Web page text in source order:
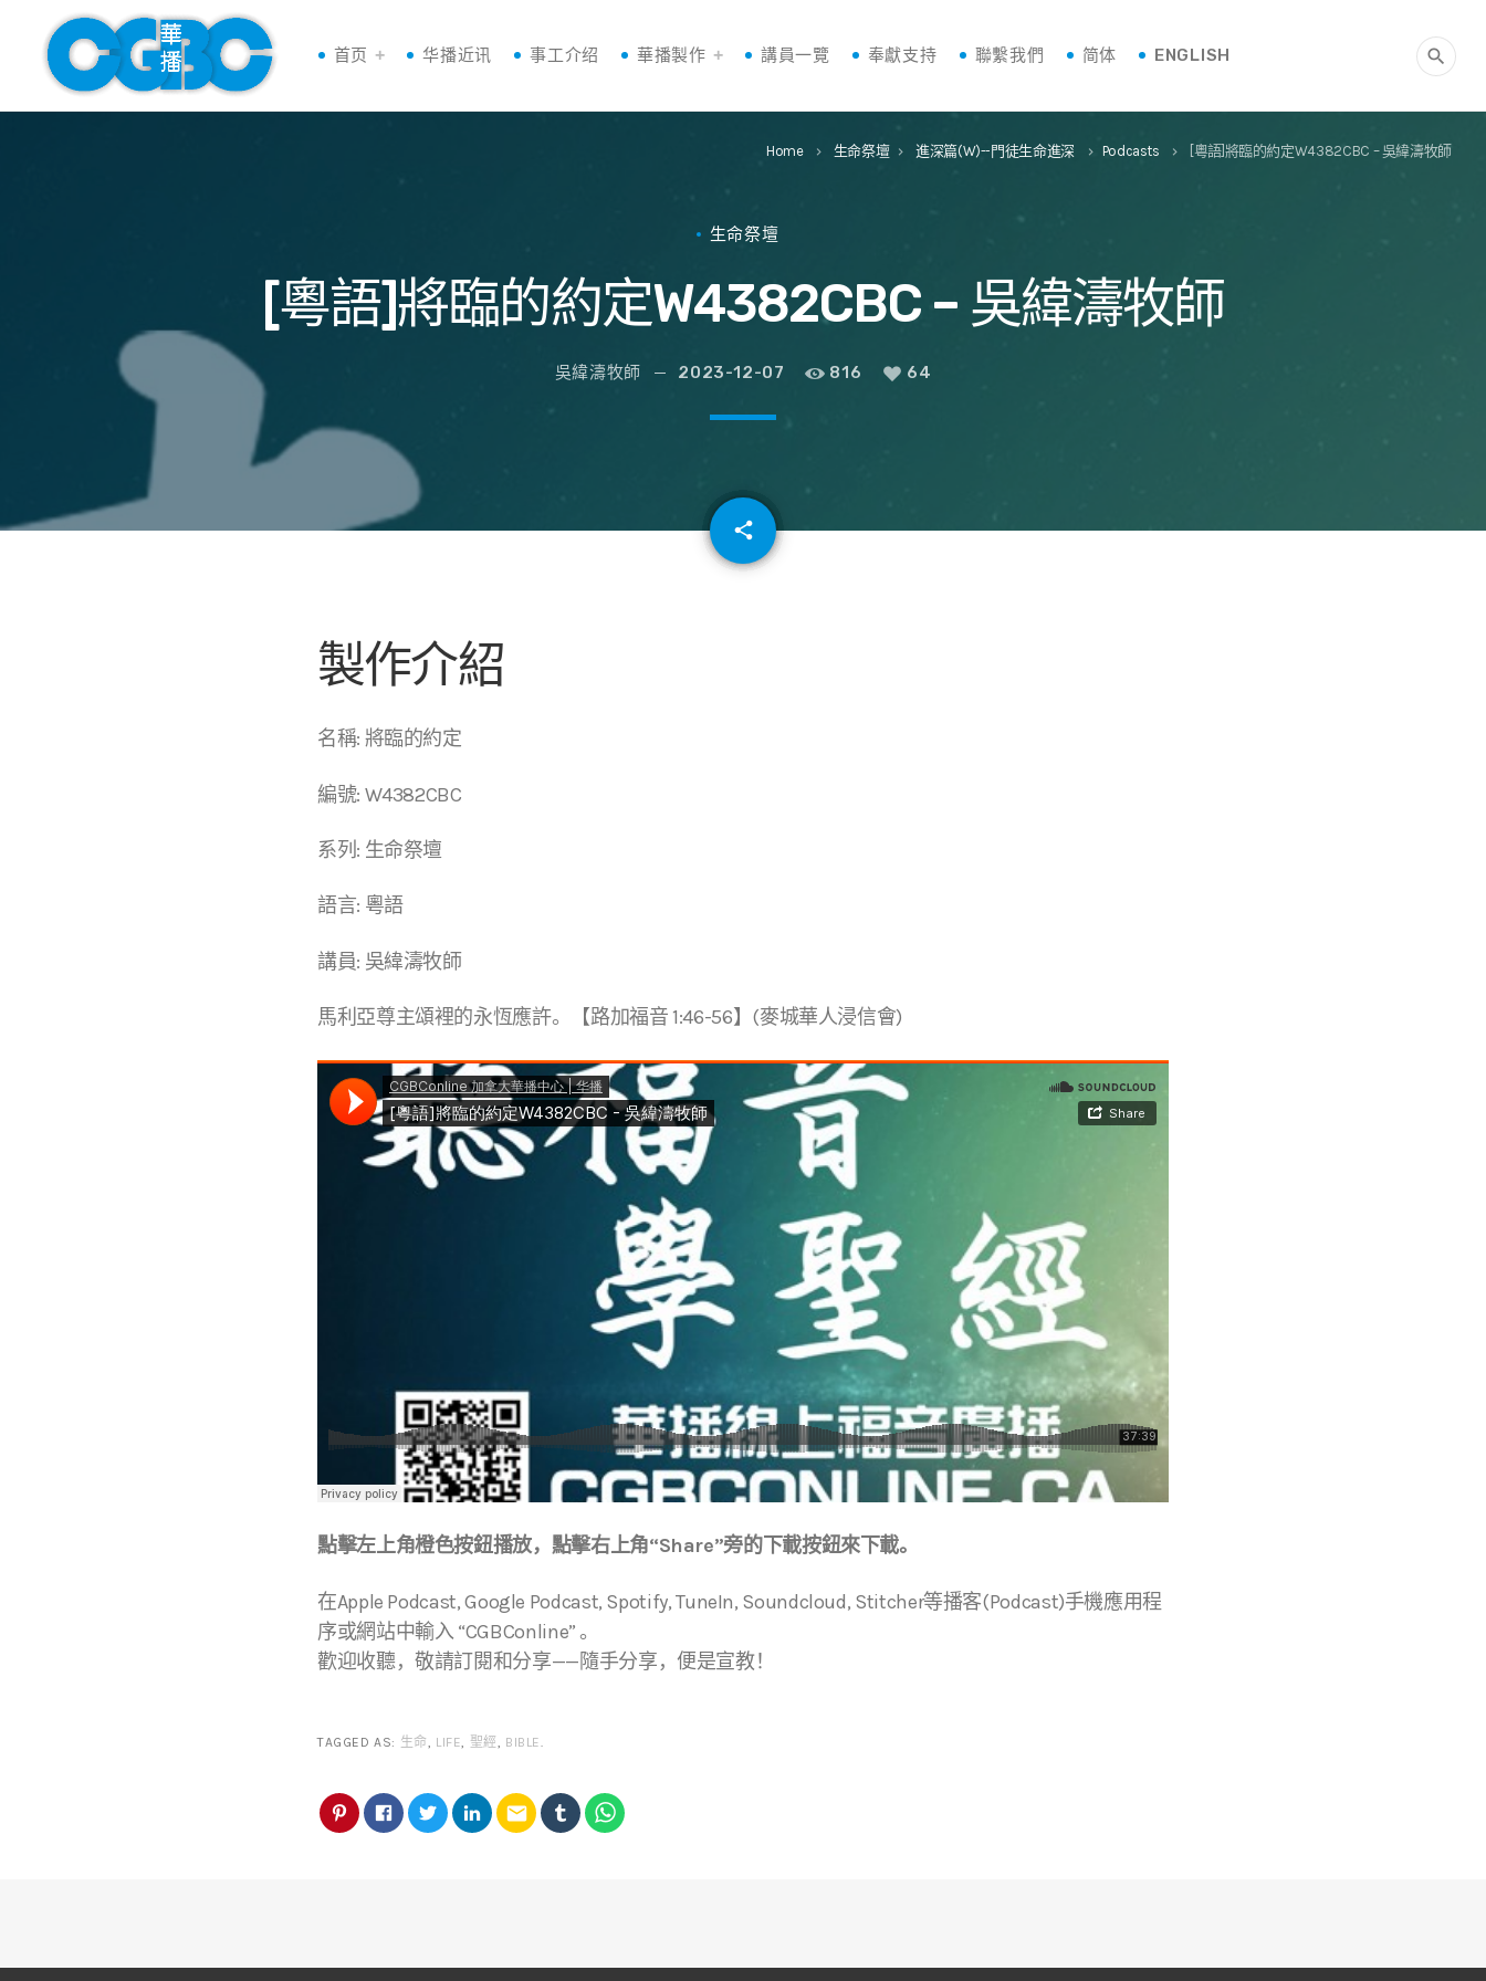
首页 华播近讯 事工介绍 華播製作 講員一覽 奉獻支持 聯繫我們 简体 ENGLISH search
Home keyboard_arrow_right 生命祭壇 keyboard_arrow_right 進深篇(W)--門徒生命進深 keyboard_arrow_right Podcasts keyboard_arrow_right [粵語]將臨的約定W4382CBC – 吳緯濤牧師
生命祭壇
[粵語]將臨的約定W4382CBC – 吳緯濤牧師
吳緯濤牧師 2023-12-07 816 64
share
email
製作介紹
名稱: 將臨的約定
編號: W4382CBC
系列: 生命祭壇
語言: 粵語
講員: 吳緯濤牧師
馬利亞尊主頌裡的永恆應許。【路加福音 1:46-56】(麥城華人浸信會)
點擊左上角橙色按鈕播放，點擊右上角“Share”旁的下載按鈕來下載。
在Apple Podcast, Google Podcast, Spotify, TuneIn, Soundcloud, Stitcher等播客(Podcast)手機應用程
序或網站中輸入 “CGBConline” 。
歡迎收聽，敬請訂閱和分享——隨手分享，便是宣教！
TAGGED AS: 生命 LIFE 聖經 BIBLE
email